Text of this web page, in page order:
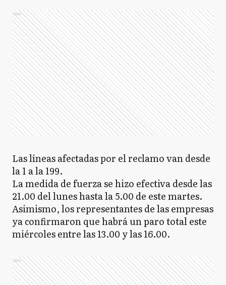
D Dolores
E Ensenada
E Escobar
EE
ED Exaltación de la Cruz
E Ezeiza
Ads
Las líneas afectadas por el reclamo van desde
la 1 a la 199.
La medida de fuerza se hizo efectiva desde las
21.00 del lunes hasta la 5.00 de este martes.
Asimismo, los representantes de las empresas
ya confirmaron que habrá un paro total este
miércoles entre las 13.00 y las 16.00.
Ads